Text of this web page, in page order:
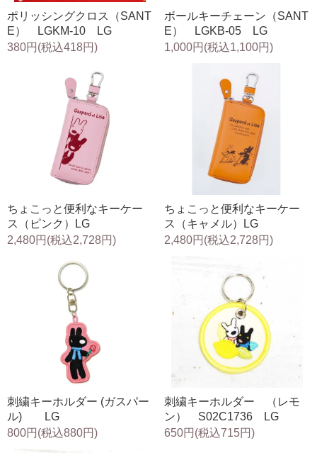
ポリッシングクロス（SANT
E） LGKM-10 LG
380円(税込418円)
ボールキーチェーン（SANT
E） LGKB-05 LG
1,000円(税込1,100円)
ちょこっと便利なキーケー
ス（ピンク）LG
2,480円(税込2,728円)
ちょこっと便利なキーケー
ス（キャメル）LG
2,480円(税込2,728円)
刺繍キーホルダー (ガスパー
ル) LG
800円(税込880円)
刺繍キーホルダー （レモ
ン） S02C1736 LG
650円(税込715円)